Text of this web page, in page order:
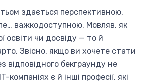
здається перспективною,
важкодоступною. Мовляв, як
освіти чи досвіду — то й
Звісно, якщо ви хочете стати
відповідного бекграунду не
компаніях є й інші професії, які